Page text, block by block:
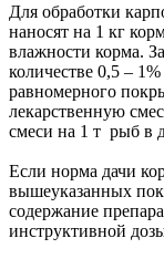
Для обработки
наносят на 1 кг
влажности корма.
количестве 0,5 –
равномерного
лекарственную
смеси на 1 т рыб в
Если норма дачи
вышеуказанных
содержание
инструктивной